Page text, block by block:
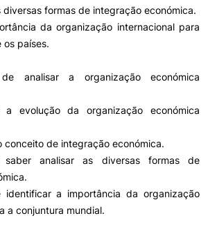
diversas formas de integração económica.
da organização internacional para
os países.
analisar a organização económica
a evolução da organização económica
conceito de integração económica.
analisar as diversas formas de
a importância da organização
a conjuntura mundial.